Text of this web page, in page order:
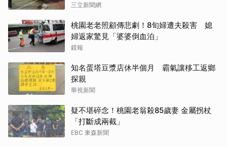
三立新聞網
桃園老老照顧傳悲劇！8旬婦遭夫殺害 媳
婦返家驚見「婆婆倒血泊」
鏡報
知名蛋塔豆漿店休半個月 霸氣讓移工返鄉
探親
華視新聞
疑不堪碎念！桃園老翁殺85歲妻 金屬拐杖
「打斷成兩截」
EBC 東森新聞